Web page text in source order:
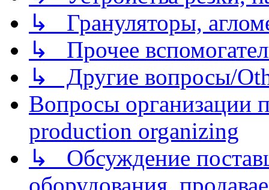
↳ Грануляторы,
↳ Прочее
↳ Другие вопросы/
Вопросы организации
production organizing
↳ Обсуждение